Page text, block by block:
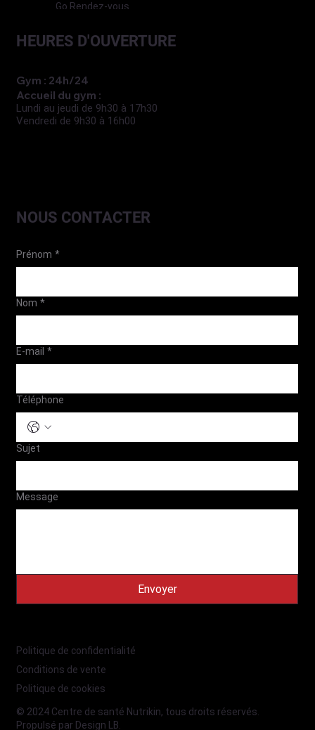
Go Rendez-vous
HEURES D'OUVERTURE
Gym : 24h/24
Accueil du gym :
Lundi au jeudi de 9h30 à 17h30
Vendredi de 9h30 à 16h00
NOUS CONTACTER
Prénom *
Nom *
E-mail *
Téléphone
Sujet
Message
Envoyer
Politique de confidentialité
Conditions de vente
Politique de cookies
© 2024 Centre de santé Nutrikin, tous droits réservés.
Propulsé par Design LB.